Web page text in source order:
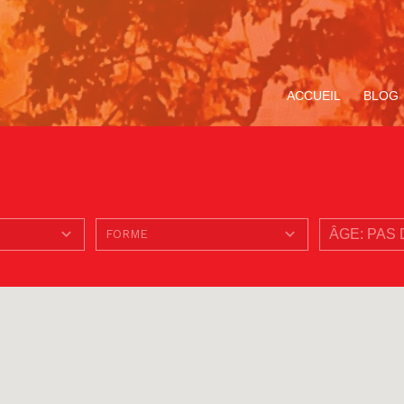
ACCUEIL BLOG
Avec Carlo Acutis. En
Miracle Eucharistique
Le Service de la
TOUS